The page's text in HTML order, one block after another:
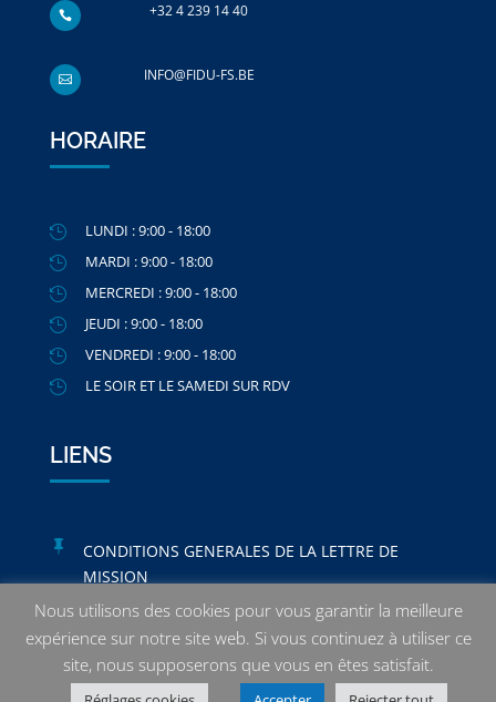
 +32 4 239 14 40
 INFO@FIDU-FS.BE
HORAIRE
 LUNDI : 9:00 - 18:00
 MARDI : 9:00 - 18:00
 MERCREDI : 9:00 - 18:00
 JEUDI : 9:00 - 18:00
 VENDREDI : 9:00 - 18:00
 LE SOIR ET LE SAMEDI SUR RDV
LIENS

CONDITIONS GENERALES DE LA LETTRE DE
MISSION
POLITIQUE DE PROTECTION DE LA VIE PRIVÉE
© 2020 FIDU-FS. TOUS DROITS RÉSERVÉS.
Nous utilisons des cookies pour vous garantir la meilleure
expérience sur notre site web. Si vous continuez à utiliser ce
site, nous supposerons que vous en êtes satisfait.